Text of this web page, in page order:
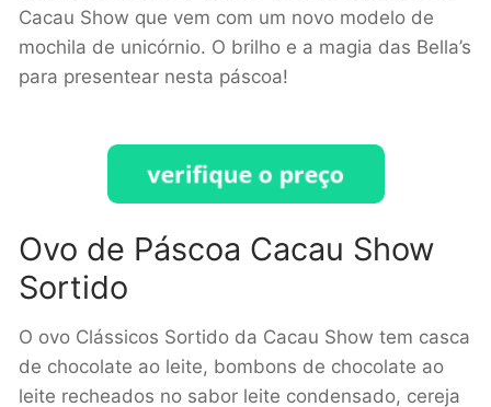
Cacau Show que vem com um novo modelo de
mochila de unicórnio. O brilho e a magia das Bella’s
para presentear nesta páscoa!
Ovo de Páscoa Cacau Show
Sortido
O ovo Clássicos Sortido da Cacau Show tem casca
de chocolate ao leite, bombons de chocolate ao
leite recheados no sabor leite condensado, cereja